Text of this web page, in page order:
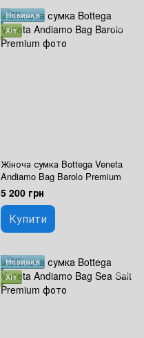
Новинка
Хіт
Жіноча сумка Bottega Veneta
Andiamo Bag Barolo Premium
5 200 грн
Купити
Новинка
Хіт